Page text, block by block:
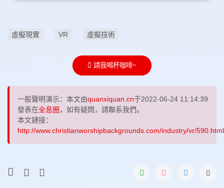
虛擬現實 VR 虛擬技術
請我喝杯咖啡~
一般聲明演示：本文由quanxiquan.cn于2022-06-24 11:14:39
發表在全息圈 ，如有疑問，請聯系我們。
本文鏈接：
http://www.christianworshipbackgrounds.com/industry/vr/590.html